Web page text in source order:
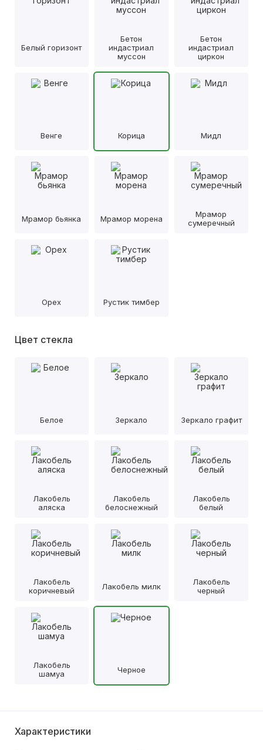
Белый горизонт
Бетон
индастриал
муссон
Бетон
индастриал
циркон
Венге Корица Мидл
Мрамор бьянка Мрамор морена
Мрамор
сумеречный
Орех Рустик тимбер
Цвет стекла
Белое Зеркало Зеркало графит
Лакобель
аляска
Лакобель
белоснежный
Лакобель
белый
Лакобель
коричневый
Лакобель милк
Лакобель
черный
Лакобель
шамуа
Черное
Характеристики